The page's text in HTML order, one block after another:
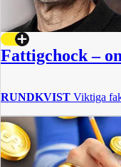
Fattigchock –
RUNDKVIST Viktiga